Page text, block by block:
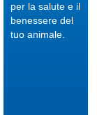
per la salute e il
benessere del
tuo animale.
il video
04/10/
Regalare